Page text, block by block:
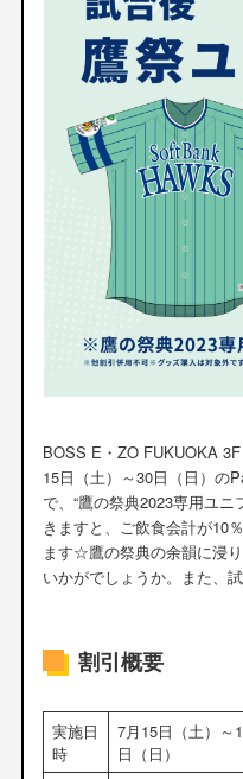
BOSS E・ZO FUKUOKA
15日（土）～30日（日）の
で、“鷹の祭典2023専用ユ
きますと、ご飲食会計が10
ます☆鷹の祭典の余韻に浸
いかがでしょうか。また、
割引概要
実施日
時
7月15日（土）～
日（日）